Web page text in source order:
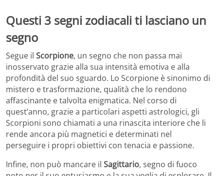
Questi 3 segni zodiacali ti lasciano un
segno
Segue il Scorpione, un segno che non passa mai
inosservato grazie alla sua intensità emotiva e alla
profondità del suo sguardo. Lo Scorpione è sinonimo di
mistero e trasformazione, qualità che lo rendono
affascinante e talvolta enigmatica. Nel corso di
quest’anno, grazie a particolari aspetti astrologici, gli
Scorpioni sono chiamati a una rinascita interiore che li
rende ancora più magnetici e determinati nel
perseguire i propri obiettivi con tenacia e passione.
Infine, non può mancare il Sagittario, segno di fuoco